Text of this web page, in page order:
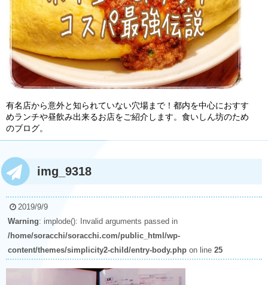
有名店から意外と知られていない穴場まで！都内を中心におすす
めランチや昼飲み出来るお店をご紹介します。食いしん坊のため
のブログ。
img_9318
2019/9/9
Warning: implode(): Invalid arguments passed in
/home/soracchi/soracchi.com/public_html/wp-
content/themes/simplicity2-child/entry-body.php on line 25